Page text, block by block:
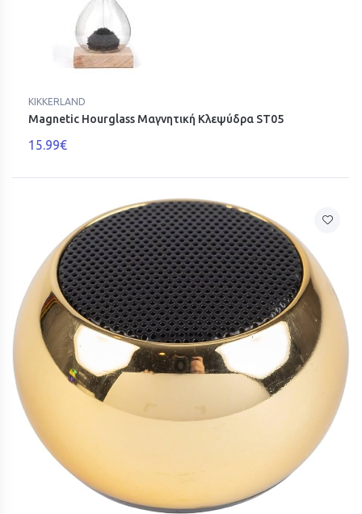
KIKKERLAND
Magnetic Hourglass Μαγνητική Κλεψύδρα ST05
15.99€